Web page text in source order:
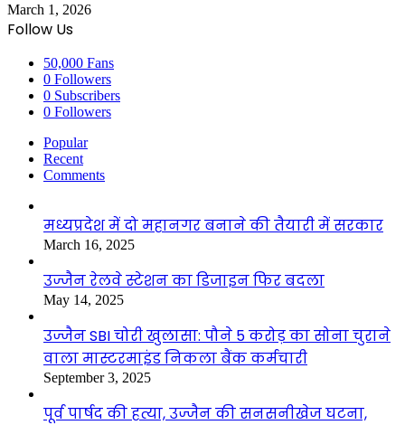
March 1, 2026
Follow Us
50,000 Fans
0 Followers
0 Subscribers
0 Followers
Popular
Recent
Comments
मध्यप्रदेश में दो महानगर बनाने की तैयारी में सरकार
March 16, 2025
उज्जैन रेलवे स्टेशन का डिजाइन फिर बदला
May 14, 2025
उज्जैन SBI चोरी खुलासा: पौने 5 करोड़ का सोना चुराने
वाला मास्टरमाइंड निकला बैंक कर्मचारी
September 3, 2025
पूर्व पार्षद की हत्या, उज्जैन की सनसनीखेज घटना,